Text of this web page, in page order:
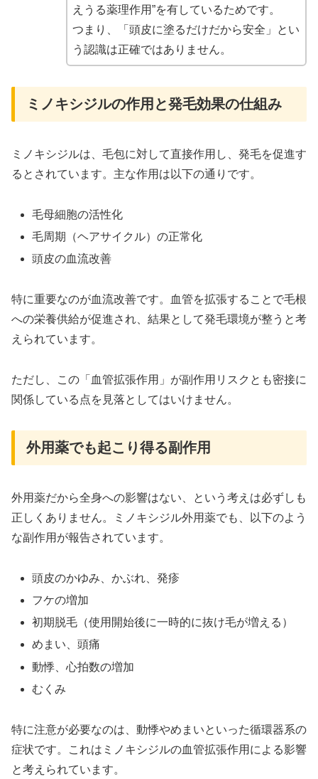
えうる薬理作用”を有しているためです。
つまり、「頭皮に塗るだけだから安全」とい
う認識は正確ではありません。
ミノキシジルの作用と発毛効果の仕組み
ミノキシジルは、毛包に対して直接作用し、発毛を促進す
るとされています。主な作用は以下の通りです。
毛母細胞の活性化
毛周期（ヘアサイクル）の正常化
頭皮の血流改善
特に重要なのが血流改善です。血管を拡張することで毛根
への栄養供給が促進され、結果として発毛環境が整うと考
えられています。
ただし、この「血管拡張作用」が副作用リスクとも密接に
関係している点を見落としてはいけません。
外用薬でも起こり得る副作用
外用薬だから全身への影響はない、という考えは必ずしも
正しくありません。ミノキシジル外用薬でも、以下のよう
な副作用が報告されています。
頭皮のかゆみ、かぶれ、発疹
フケの増加
初期脱毛（使用開始後に一時的に抜け毛が増える）
めまい、頭痛
動悸、心拍数の増加
むくみ
特に注意が必要なのは、動悸やめまいといった循環器系の
症状です。これはミノキシジルの血管拡張作用による影響
と考えられています。